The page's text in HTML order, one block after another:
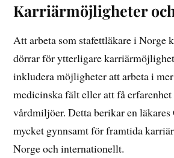
Karriärmöjligheter
Att arbeta som stafettläkare i Norge
dörrar för ytterligare
inkludera möjligheter att arbeta i
medicinska fält eller att få
vårdmiljöer. Detta berikar en
mycket gynnsamt för framtida
Norge och internationellt.